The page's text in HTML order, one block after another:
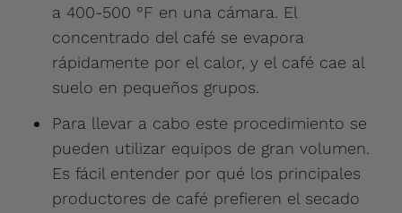
a 400-500 °F en una cámara. El
concentrado del café se evapora
rápidamente por el calor, y el café cae al
suelo en pequeños grupos.
Para llevar a cabo este procedimiento se
pueden utilizar equipos de gran volumen.
Es fácil entender por qué los principales
productores de café prefieren el secado